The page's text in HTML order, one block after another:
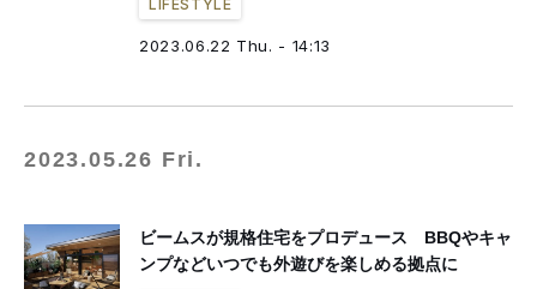
LIFESTYLE
2023.06.22 Thu. - 14:13
2023.05.26 Fri.
ビームスが規格住宅をプロデュース BBQやキャ
ンプなどいつでも外遊びを楽しめる拠点に